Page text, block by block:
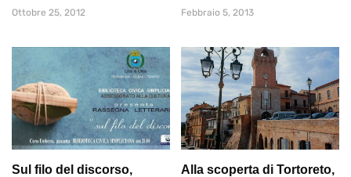
Ottobre 25, 2012 Febbraio 5, 2013
Sul filo del discorso,
Alla scoperta di Tortoreto,